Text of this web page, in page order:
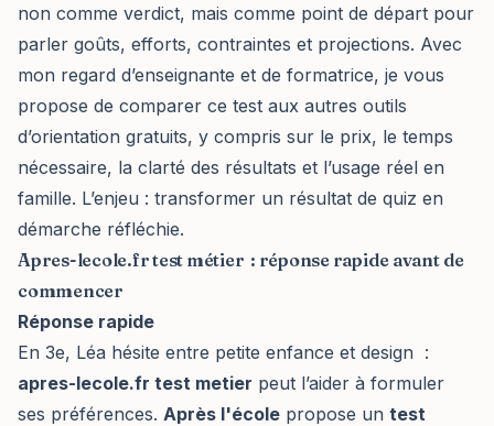
non comme verdict, mais comme point de départ pour
parler goûts, efforts, contraintes et projections. Avec
mon regard d’enseignante et de formatrice, je vous
propose de comparer ce test aux autres outils
d’orientation gratuits, y compris sur le prix, le temps
nécessaire, la clarté des résultats et l’usage réel en
famille. L’enjeu : transformer un résultat de quiz en
démarche réfléchie.
Apres-lecole.fr test métier : réponse rapide avant de
commencer
Réponse rapide
En 3e, Léa hésite entre petite enfance et design :
apres-lecole.fr test metier peut l’aider à formuler
ses préférences. Après l'école propose un test